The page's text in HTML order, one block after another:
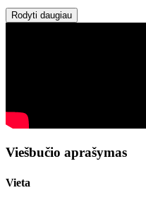
Rodyti daugiau
Viešbučio aprašymas
Vieta